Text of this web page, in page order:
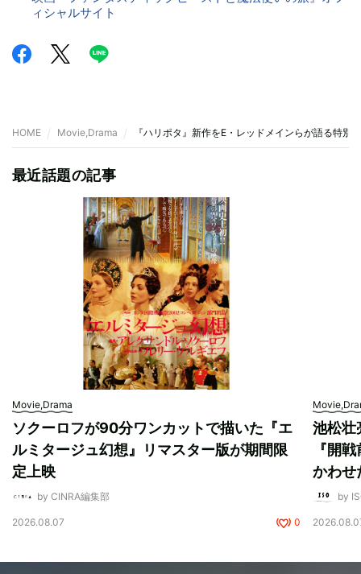
ィシャルサイト
HOME Movie,Drama 『ハリポタ』新作をE・レッドメインらが語る特別
最近話題の記事
Movie,Drama
ソクーロフが90分ワンカットで描いた『エ
ルミタージュ幻想』リマスター版が期間限
定上映
by CINRA編集部
2026.08.07 0
池松壮
『開
かわせ
by